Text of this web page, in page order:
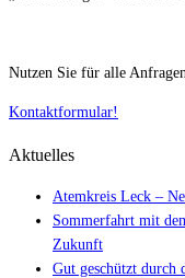
Nutzen Sie für alle
Kontaktformular!
Aktuelles
Atemkreis Leck –
Sommerfahrt mit
Zukunft
Gut geschützt durch